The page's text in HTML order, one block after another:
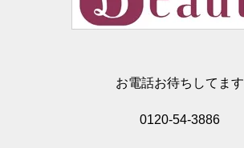
お電話お待ちしてます
0120-54-3886